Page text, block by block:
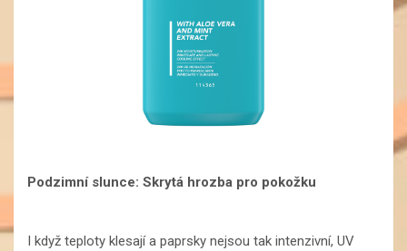
Podzimní slunce: Skrytá hrozba pro pokožku
I když teploty klesají a paprsky nejsou tak intenzivní, UV